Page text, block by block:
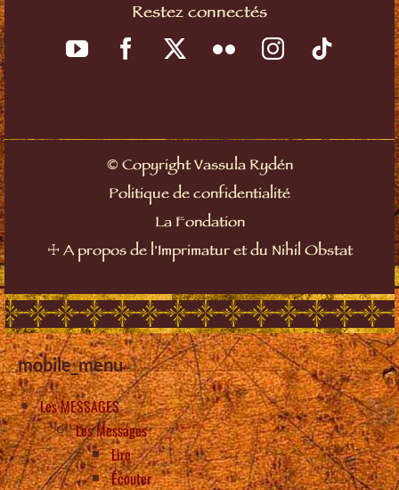
Restez connectés
©Copyright Vassula Rydén
Politique de confidentialité
La Fondation
☩ A propos de l'Imprimatur et du Nihil Obstat
mobile_menu
Les MESSAGES
Les Messages
Lire
Écouter